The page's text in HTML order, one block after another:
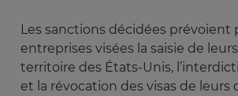
Les sanctions décidées prévoient
entreprises visées la saisie de
territoire des États-Unis,
et la révocation des visas de leurs